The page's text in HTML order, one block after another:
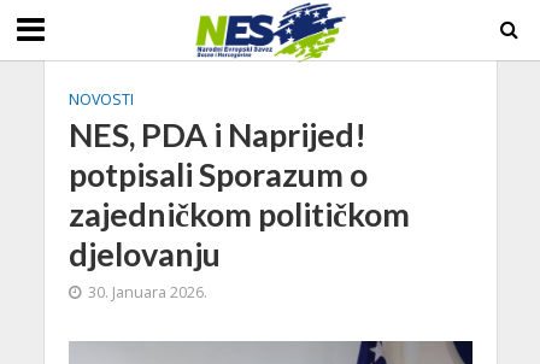
NOVOSTI
NES, PDA i Naprijed!
potpisali Sporazum o
zajedničkom političkom
djelovanju
30. Januara 2026.